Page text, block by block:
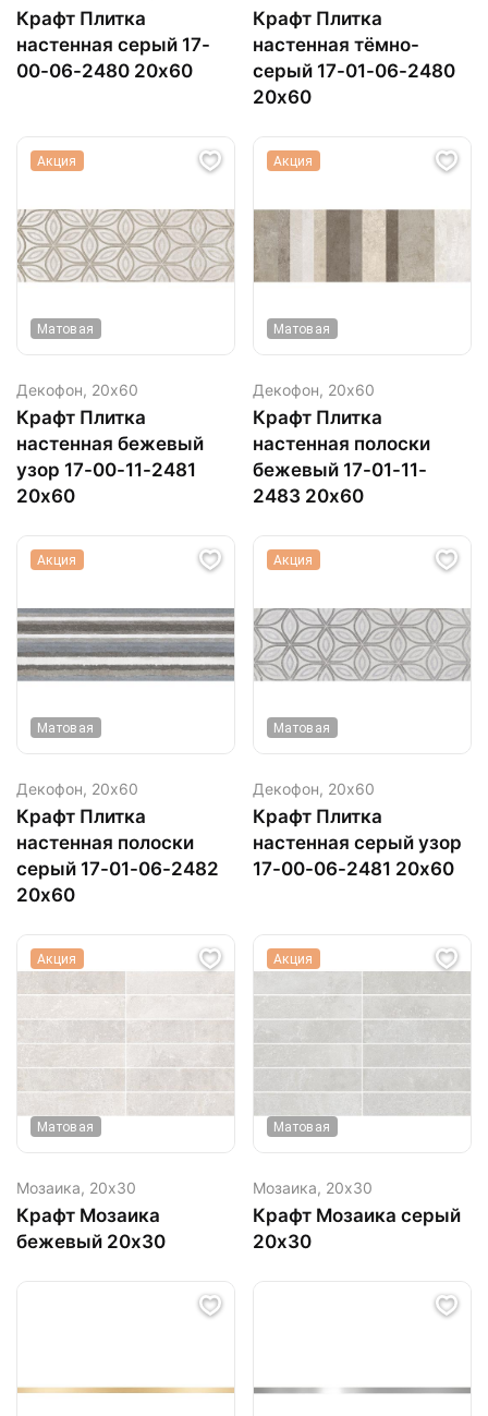
Крафт Плитка
настенная серый 17-
00-06-2480 20х60
Крафт Плитка
настенная тёмно-
серый 17-01-06-2480
20х60
Акция
Матовая
Декофон, 20х60
Крафт Плитка
настенная бежевый
узор 17-00-11-2481
20х60
Акция
Матовая
Декофон, 20х60
Крафт Плитка
настенная полоски
бежевый 17-01-11-
2483 20х60
Акция
Матовая
Декофон, 20х60
Крафт Плитка
настенная полоски
серый 17-01-06-2482
20х60
Акция
Матовая
Декофон, 20х60
Крафт Плитка
настенная серый узор
17-00-06-2481 20х60
Акция
Матовая
Мозаика, 20х30
Крафт Мозаика
бежевый 20х30
Акция
Матовая
Мозаика, 20х30
Крафт Мозаика серый
20х30